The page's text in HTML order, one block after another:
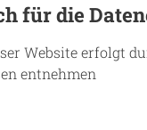
für die
Website erfolgt
entnehmen